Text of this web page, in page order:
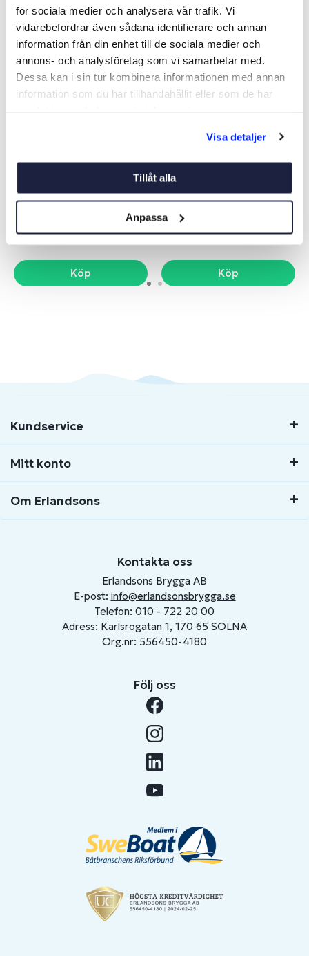
för sociala medier och analysera vår trafik. Vi
vidarebefordrar även sådana identifierare och annan
information från din enhet till de sociala medier och
annons- och analysföretag som vi samarbetar med.
Dessa kan i sin tur kombinera informationen med annan
information som du har tillhandahållit eller som de har
Visa detaljer
Tillåt alla
Anpassa
-34%
USB-LADDARE 30W
Art nr:
Köp
USB UTTAG DUBBEL USB-C
295 kr
Köp
Kundservice
Mitt konto
Om Erlandsons
Kontakta oss
Erlandsons Brygga AB
E-post: info@erlandsonsbrygga.se
Telefon: 010 - 722 20 00
Adress: Karlsrogatan 1, 170 65 SOLNA
Org.nr: 556450-4180
Följ oss